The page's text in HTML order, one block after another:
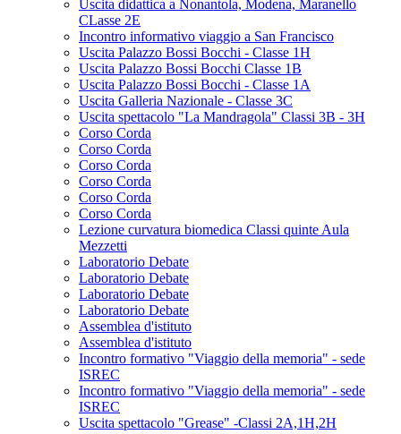
Uscita didattica a Nonantola, Modena, Maranello
CLasse 2E
Incontro informativo viaggio a San Francisco
Uscita Palazzo Bossi Bocchi - Classe 1H
Uscita Palazzo Bossi Bocchi Classe 1B
Uscita Palazzo Bossi Bocchi - Classe 1A
Uscita Galleria Nazionale - Classe 3C
Uscita spettacolo "La Mandragola" Classi 3B - 3H
Corso Corda
Corso Corda
Corso Corda
Corso Corda
Corso Corda
Corso Corda
Lezione curvatura biomedica Classi quinte Aula
Mezzetti
Laboratorio Debate
Laboratorio Debate
Laboratorio Debate
Laboratorio Debate
Assemblea d'istituto
Assemblea d'istituto
Incontro formativo "Viaggio della memoria" - sede
ISREC
Incontro formativo "Viaggio della memoria" - sede
ISREC
Uscita spettacolo "Grease" -Classi 2A,1H,2H